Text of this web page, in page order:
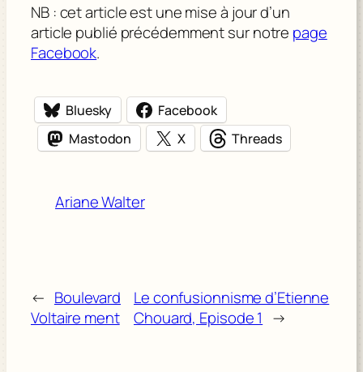
NB : cet article est une mise à jour d’un
article publié précédemment sur notre page
Facebook.
Bluesky
Facebook
Mastodon
X Threads
Ariane Walter
← Boulevard
Voltaire ment
Le confusionnisme d’Etienne
Chouard, Episode 1 →